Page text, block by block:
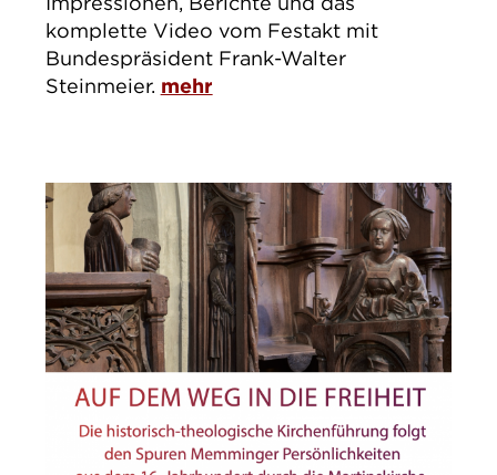
komplette Video vom Festakt mit
Bundespräsident Frank-Walter
Steinmeier. mehr